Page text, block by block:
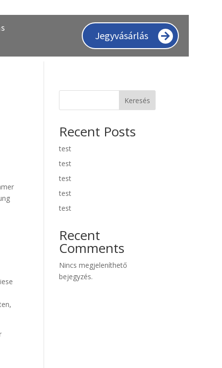
Jegyvásárlás
Keresés
Recent Posts
test
test
test
test
test
Recent
Comments
Nincs megjeleníthető
bejegyzés.